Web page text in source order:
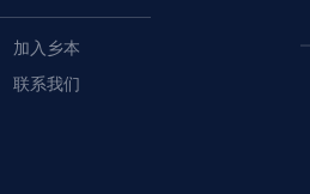
加入乡本
联系我们